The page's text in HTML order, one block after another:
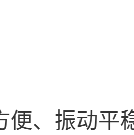
、振动平